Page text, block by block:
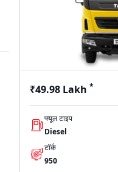
₹49.98 Lakh *
फ्यूल टाइप
Diesel
टॉर्क
950